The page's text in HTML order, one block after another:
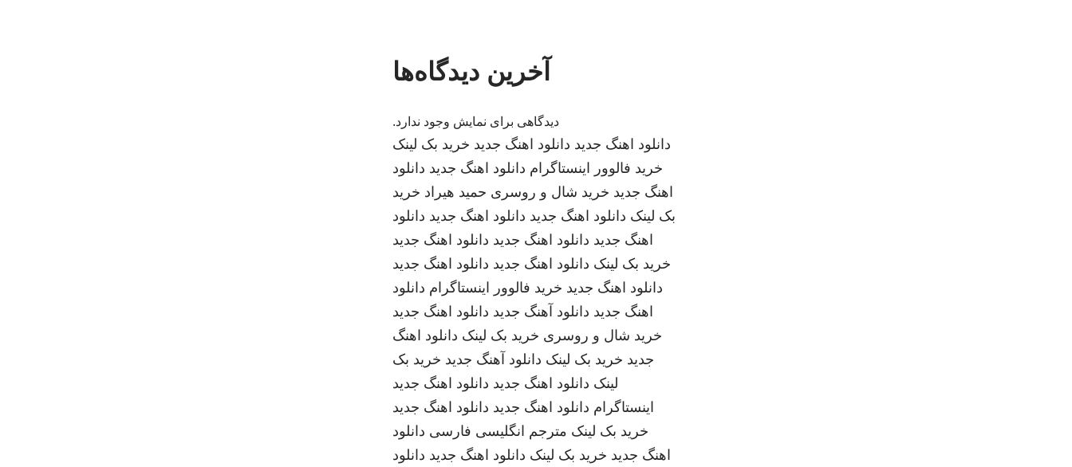
آخرین دیدگاه‌ها
دیدگاهی برای نمایش وجود ندارد.
دانلود اهنگ جدید دانلود اهنگ جدید خرید بک لینک
خرید فالوور اینستاگرام دانلود اهنگ جدید دانلود
اهنگ جدید خرید شال و روسری حمید هیراد خرید
بک لینک دانلود اهنگ جدید دانلود اهنگ جدید دانلود
اهنگ جدید دانلود اهنگ جدید دانلود اهنگ جدید
خرید بک لینک دانلود اهنگ جدید دانلود اهنگ جدید
دانلود اهنگ جدید خرید فالوور اینستاگرام دانلود
اهنگ جدید دانلود آهنگ جدید دانلود اهنگ جدید
خرید شال و روسری خرید بک لینک دانلود اهنگ
جدید خرید بک لینک دانلود آهنگ جدید خرید بک
لینک دانلود اهنگ جدید دانلود اهنگ جدید
اینستاگرام دانلود اهنگ جدید دانلود اهنگ جدید
خرید بک لینک مترجم انگلیسی فارسی دانلود
اهنگ جدید خرید بک لینک دانلود اهنگ جدید دانلود